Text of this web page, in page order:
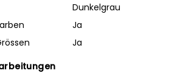
Dunkelgrau
Ja
Ja